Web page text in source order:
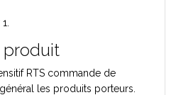
produit
RTS commande de
les produits porteurs.